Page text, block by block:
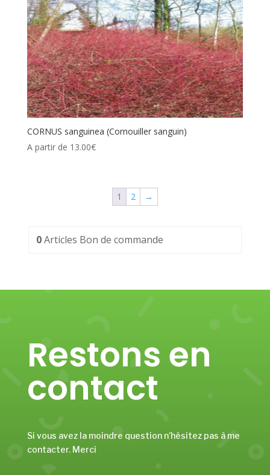
CORNUS sanguinea (Cornouiller sanguin)
A partir de 13.00€
1 2 →
0Articles Bon de commande
Restons en
contact
Si vous avez la moindre question n’hésitez pas à me
contacter. Merci